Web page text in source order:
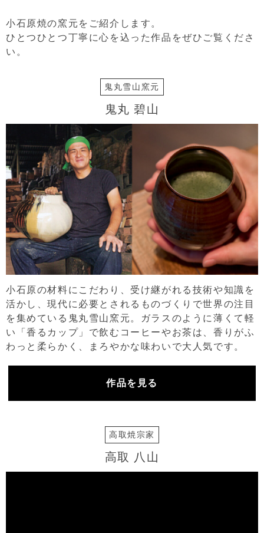
小石原焼の窯元をご紹介します。
ひとつひとつ丁寧に心を込った作品をぜひご覧くださ
い。
鬼丸雪山窯元
鬼丸 碧山
小石原の材料にこだわり、受け継がれる技術や知識を
活かし、現代に必要とされるものづくりで世界の注目
を集めている鬼丸雪山窯元。ガラスのように薄くて軽
い「香るカップ」で飲むコーヒーやお茶は、香りがふ
わっと柔らかく、まろやかな味わいで大人気です。
作品を見る
高取焼宗家
高取 八山